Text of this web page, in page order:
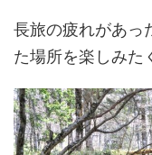
長旅の疲れがあっ
た場所を楽しみた